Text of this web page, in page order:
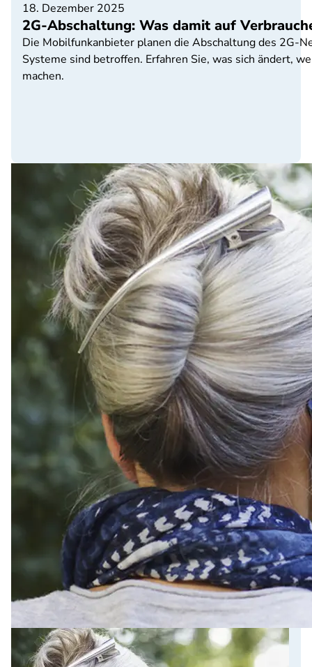
18. Dezember 2025
2G-Abschaltung: Was damit auf
Die Mobilfunkanbieter planen die Abschaltung des 2G-
Systeme sind betroffen. Erfahren Sie, was sich ändert,
machen.